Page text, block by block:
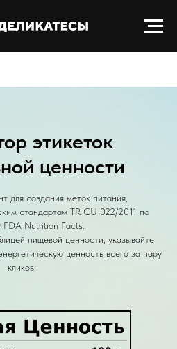
Получить прайс-лист
этикеток
ценности
для создания меток питания,
стандартам TR CU 022/2011 по
FDA Nutrition Facts.
пищевой ценности, указывайте
ценность всего за пару
кликов.